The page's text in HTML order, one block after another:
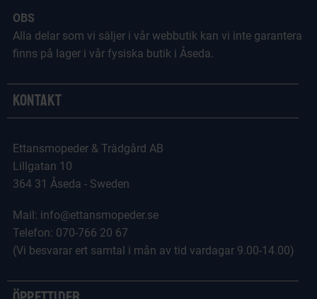
OBS
Alla delar som vi säljer i vår webbutik kan vi inte garantera
finns på lager i vår fysiska butik i Åseda.
Kontakt
Ettansmopeder & Trädgård AB
Lillgatan 10
364 31 Åseda - Sweden
Mail: info@ettansmopeder.se
Telefon: 070-766 20 67
(Vi besvarar ert samtal i mån av tid vardagar 9.00-14.00)